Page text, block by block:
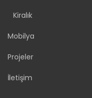
Kiralık
Mobilya
Projeler
İletişim